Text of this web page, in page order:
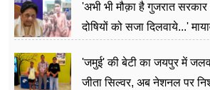
'अभी भी मौक़ा है गुजरात
दोषियों को सजा दिलवाये...'
'जमुई' की बेटी का जयपुर में
जीता सिल्वर, अब नेशनल पर